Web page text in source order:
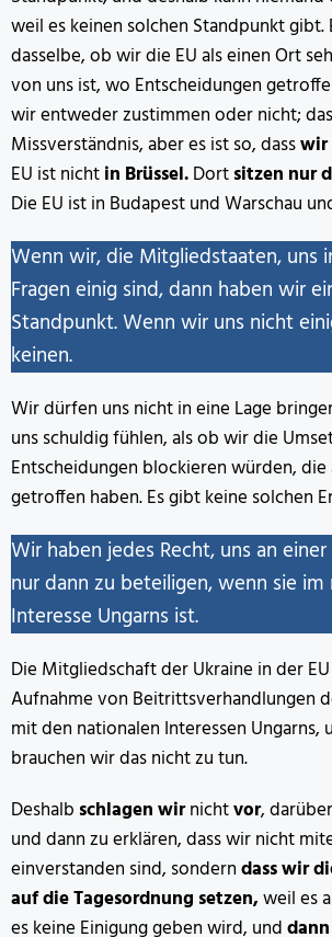
weil es keinen solchen Standpunkt gibt.
dasselbe, ob wir die EU als einen Ort
von uns ist, wo Entscheidungen
wir entweder zustimmen oder nicht;
Missverständnis, aber es ist so, dasswir
EU ist nichtin Brüssel.Dortsitzen nur
Die EU ist in Budapest und Warschau
Wenn wir, die Mitgliedstaaten, uns
Fragen einig sind, dann haben wir
Standpunkt. Wenn wir uns nicht
keinen.
Wir dürfen uns nicht in eine Lage
uns schuldig fühlen, als ob wir die
Entscheidungen blockieren würden,
getroffen haben. Es gibt keine solchen
Wir haben jedes Recht, uns an
nur dann zu beteiligen, wenn sie im
Interesse Ungarns ist.
Die Mitgliedschaft der Ukraine in der
Aufnahme von Beitrittsverhandlungen
mit den nationalen Interessen Ungarns,
brauchen wir das nicht zu tun.
Deshalb schlagen wirnichtvor,
und dann zu erklären, dass wir nicht
einverstanden sind, sonderndass wir
auf die Tagesordnung setzen,weil es
es keine Einigung geben wird, und